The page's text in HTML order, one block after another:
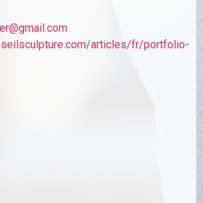
articles/fr/portfolio-